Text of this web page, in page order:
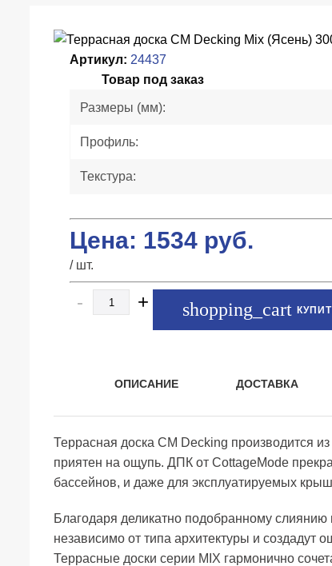
Артикул: 24437
Товар под заказ
Размеры (мм):
Профиль:
Текстура:
Цена: 1534 руб.
/ шт.
- +
ОПИСАНИЕ ДОСТАВКА
Террасная доска CM Decking производится
приятен на ощупь. ДПК от CottageMode
бассейнов, и даже для эксплуатируемых
Благодаря деликатно подобранному
независимо от типа архитектуры и создадут
Террасные доски серии MIX гармонично